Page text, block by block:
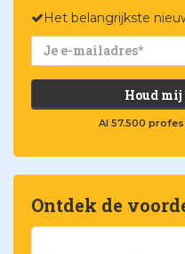
Het belangrijkste
Houd mij
Al 57.500
Ontdek de